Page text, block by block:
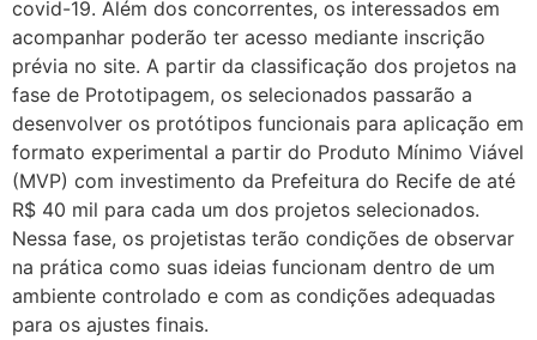
covid-19. Além dos concorrentes, os interessados em
acompanhar poderão ter acesso mediante inscrição
prévia no site. A partir da classificação dos projetos na
fase de Prototipagem, os selecionados passarão a
desenvolver os protótipos funcionais para aplicação em
formato experimental a partir do Produto Mínimo Viável
(MVP) com investimento da Prefeitura do Recife de até
R$ 40 mil para cada um dos projetos selecionados.
Nessa fase, os projetistas terão condições de observar
na prática como suas ideias funcionam dentro de um
ambiente controlado e com as condições adequadas
para os ajustes finais.